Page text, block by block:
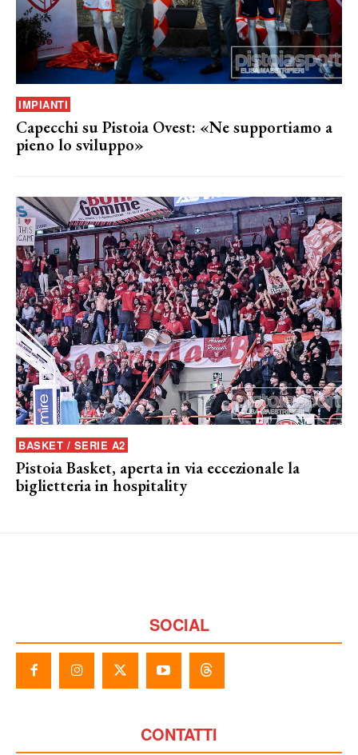
IMPIANTI
Capecchi su Pistoia Ovest: «Ne supportiamo a
pieno lo sviluppo»
BASKET / SERIE A2
Pistoia Basket, aperta in via eccezionale la
biglietteria in hospitality
SOCIAL
CONTATTI